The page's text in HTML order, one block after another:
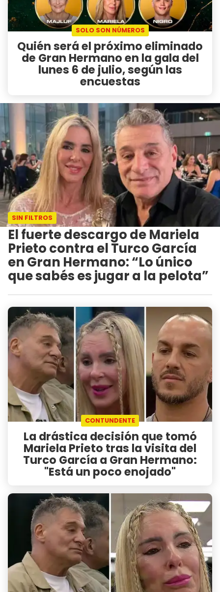
SOLO SON NÚMEROS
Quién será el próximo eliminado
de Gran Hermano en la gala del
lunes 6 de julio, según las
encuestas
SIN FILTROS
El fuerte descargo de Mariela
Prieto contra el Turco García
en Gran Hermano: “Lo único
que sabés es jugar a la pelota”
CONTUNDENTE
La drástica decisión que tomó
Mariela Prieto tras la visita del
Turco García a Gran Hermano:
"Está un poco enojado"